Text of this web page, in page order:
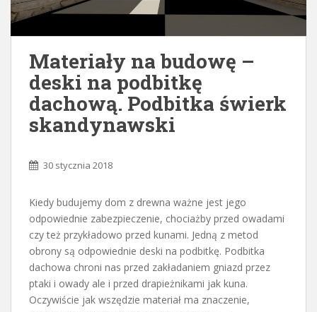
Materiały na budowę –
deski na podbitkę
dachową. Podbitka świerk
skandynawski
30 stycznia 2018
Kiedy budujemy dom z drewna ważne jest jego
odpowiednie zabezpieczenie, chociażby przed owadami
czy też przykładowo przed kunami. Jedną z metod
obrony są odpowiednie deski na podbitkę. Podbitka
dachowa chroni nas przed zakładaniem gniazd przez
ptaki i owady ale i przed drapieżnikami jak kuna.
Oczywiście jak wszędzie materiał ma znaczenie,